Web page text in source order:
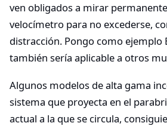
ven obligados a mirar
velocímetro para no excederse,
distracción. Pongo como ejemplo
también sería aplicable a otros
Algunos modelos de alta gama
sistema que proyecta en el
actual a la que se circula,